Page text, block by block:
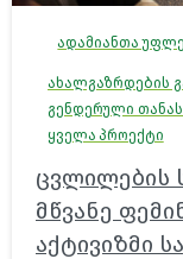
ადამიანთა
ახალგაზრდების
გენდერული
ყველა პროექტი
ცვლილების
მწვანე
აქტივიზმი